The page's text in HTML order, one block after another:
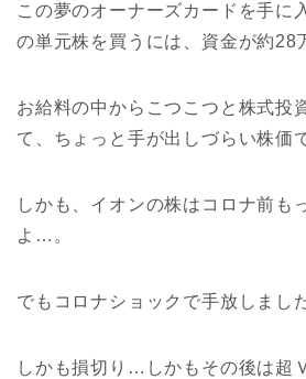
この夢のオーナーズカードを手に
の単元株を買うには、資金が約28
お給料の中からこつこつと株式投
て、ちょっと手が出しづらい株価
しかも、イオンの株はコロナ前も
よ…。
でもコロナショックで手放しまし
しかも損切り…しかもその後は超